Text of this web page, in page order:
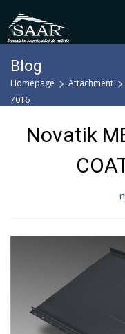
content
Blog
Homepage Attachment
7016
Novatik